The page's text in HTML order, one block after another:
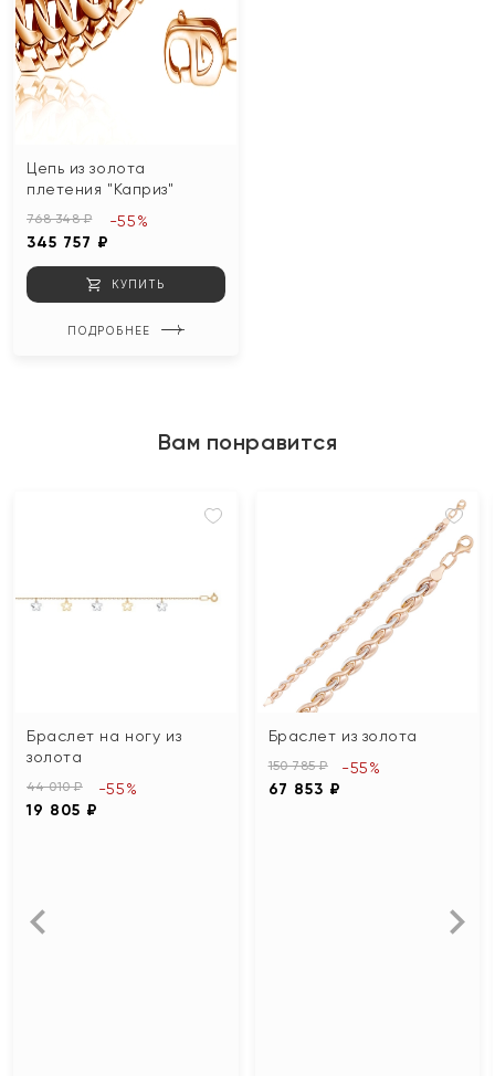
Цепь из золота
плетения "Каприз"
768 348 ₽
345 757 ₽
-55%
КУПИТЬ
ПОДРОБНЕЕ
Вам понравится
Браслет на ногу из
золота
44 010 ₽
19 805 ₽
-55%
Браслет из золота
150 785 ₽
67 853 ₽
-55%